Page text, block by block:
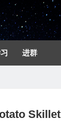
进群
Skillet